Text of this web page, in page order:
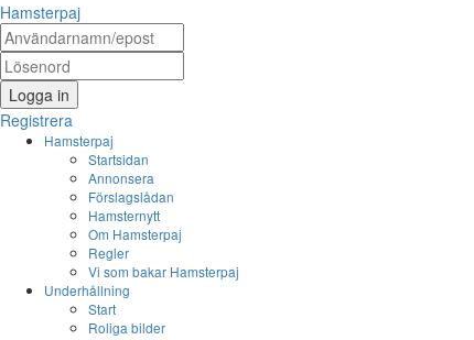
Hamsterpaj
Logga in
Registrera
Hamsterpaj
Startsidan
Annonsera
Förslagslådan
Hamsternytt
Om Hamsterpaj
Regler
Vi som bakar Hamsterpaj
Underhållning
Start
Roliga bilder